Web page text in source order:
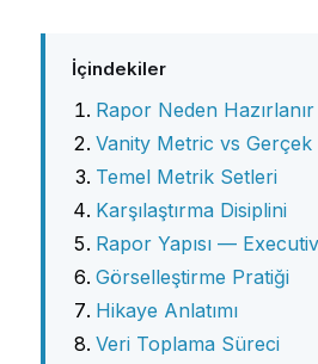
İçindekiler
Rapor Neden Hazırlanır
Vanity Metric vs Gerçek
Temel Metrik Setleri
Karşılaştırma Disiplini
Rapor Yapısı —
Görselleştirme Pratiği
Hikaye Anlatımı
Veri Toplama Süreci